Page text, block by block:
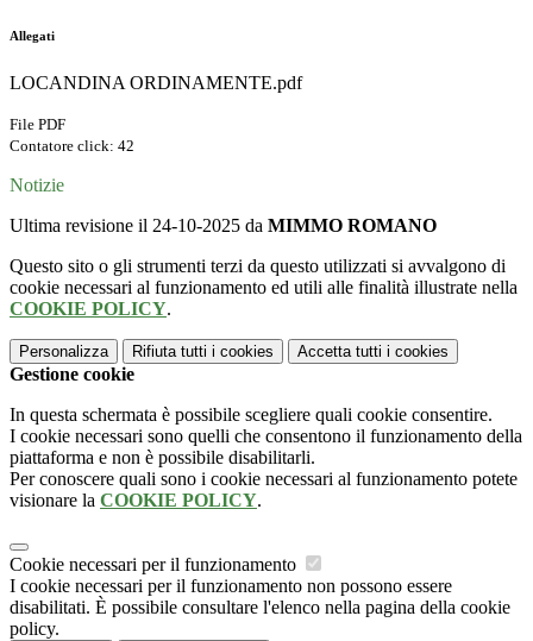
Allegati
LOCANDINA ORDINAMENTE.pdf
File PDF
Contatore click: 42
Notizie
Ultima revisione il 24-10-2025 da MIMMO ROMANO
Questo sito o gli strumenti terzi da questo utilizzati si avvalgono di
cookie necessari al funzionamento ed utili alle finalità illustrate nella
COOKIE POLICY.
Personalizza Rifiuta tutti i cookies Accetta tutti i cookies
Gestione cookie
In questa schermata è possibile scegliere quali cookie consentire.
I cookie necessari sono quelli che consentono il funzionamento della
piattaforma e non è possibile disabilitarli.
Per conoscere quali sono i cookie necessari al funzionamento potete
visionare la COOKIE POLICY.
Cookie necessari per il funzionamento
I cookie necessari per il funzionamento non possono essere
disabilitati. È possibile consultare l'elenco nella pagina della cookie
policy.